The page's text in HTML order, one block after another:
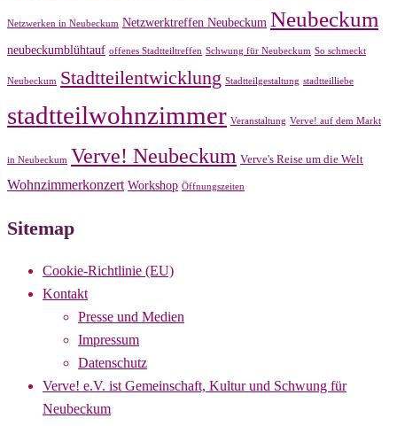
Netzwerken in Neubeckum Netzwerktreffen Neubeckum Neubeckum
neubeckumblühtauf offenes Stadtteiltreffen Schwung für Neubeckum So schmeckt
Neubeckum Stadtteilentwicklung Stadtteilgestaltung stadtteilliebe
stadtteilwohnzimmer Veranstaltung Verve! auf dem Markt
in Neubeckum Verve! Neubeckum Verve's Reise um die Welt
Wohnzimmerkonzert Workshop Öffnungszeiten
Sitemap
Cookie-Richtlinie (EU)
Kontakt
Presse und Medien
Impressum
Datenschutz
Verve! e.V. ist Gemeinschaft, Kultur und Schwung für
Neubeckum